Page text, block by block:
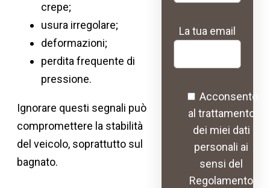
crepe;
usura irregolare;
deformazioni;
perdita frequente di
pressione.
Ignorare questi segnali può
compromettere la stabilità
del veicolo, soprattutto sul
bagnato.
La tua email
Acconsento
al trattamento
dei miei dati
personali ai
sensi del
Regolamento